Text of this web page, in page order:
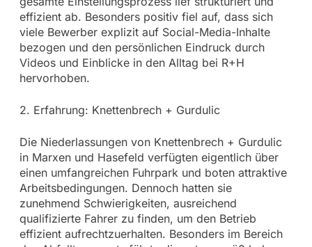
effizient ab. Besonders positiv fiel auf, dass sich
viele Bewerber explizit auf Social-Media-Inhalte
bezogen und den persönlichen Eindruck durch
Videos und Einblicke in den Alltag bei R+H
hervorhoben.
2. Erfahrung: Knettenbrech + Gurdulic
Die Niederlassungen von Knettenbrech + Gurdulic
in Marxen und Hasefeld verfügten eigentlich über
einen umfangreichen Fuhrpark und boten attraktive
Arbeitsbedingungen. Dennoch hatten sie
zunehmend Schwierigkeiten, ausreichend
qualifizierte Fahrer zu finden, um den Betrieb
effizient aufrechtzuerhalten. Besonders im Bereich